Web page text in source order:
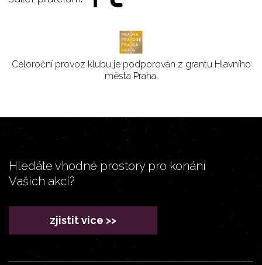
Celoroční provoz klubu je podporován z grantu Hlavního
města Praha.
Hledáte vhodné prostory pro konání
Vašich akcí?
zjistit více >>